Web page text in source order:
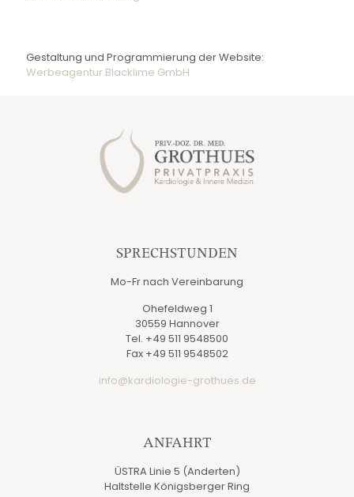
Gestaltung und Programmierung der Website:
Werbeagentur Blacklime GmbH
SPRECHSTUNDEN
Mo-Fr nach Vereinbarung
Ohefeldweg 1
30559 Hannover
Tel. +49 511 9548500
Fax +49 511 9548502
info@kardiologie-grothues.de
ANFAHRT
ÜSTRA Linie 5 (Anderten)
Haltstelle Königsberger Ring